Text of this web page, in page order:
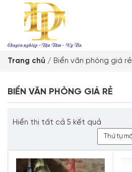
Trang chủ / Biển văn phòng giá rẻ
BIỂN VĂN PHÒNG GIÁ RẺ
Hiển thị tất cả 5 kết quả